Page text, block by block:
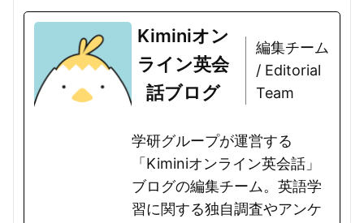
Kiminiオン
ライン英会
話ブログ
編集チーム
/ Editorial
Team
学研グループが運営する
「Kiminiオンライン英会話」
ブログの編集チーム。英語学
習に関する独自調査やアンケ